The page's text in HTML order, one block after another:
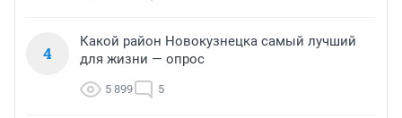
4
Какой район Новокузнецка самый лучший
для жизни — опрос
5 899 5